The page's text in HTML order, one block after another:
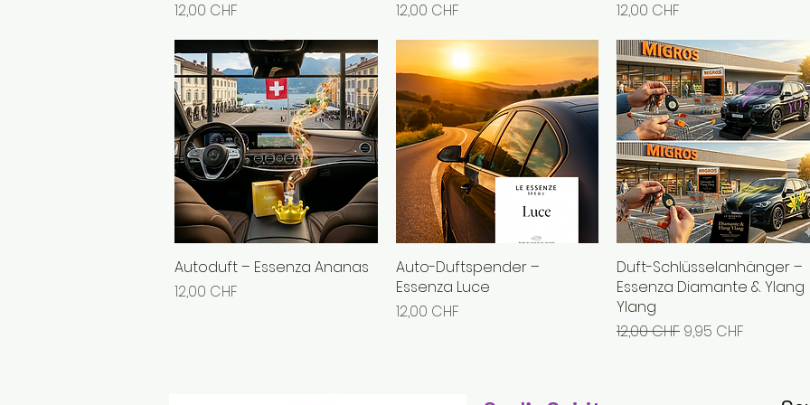
Preis
12,00 CHF
Preis
12,00 CHF
Preis
12,00 CHF
Schnellansicht
Autoduft – Essenza Ananas
Preis
12,00 CHF
Schnellansicht
Auto-Duftspender –
Essenza Luce
Preis
12,00 CHF
Schnellansicht
Duft-Schlüsselanhänger –
Essenza Diamante & Ylang
Ylang
Standardpreis
12,00 CHF Sale-Preis
9,95 CHF